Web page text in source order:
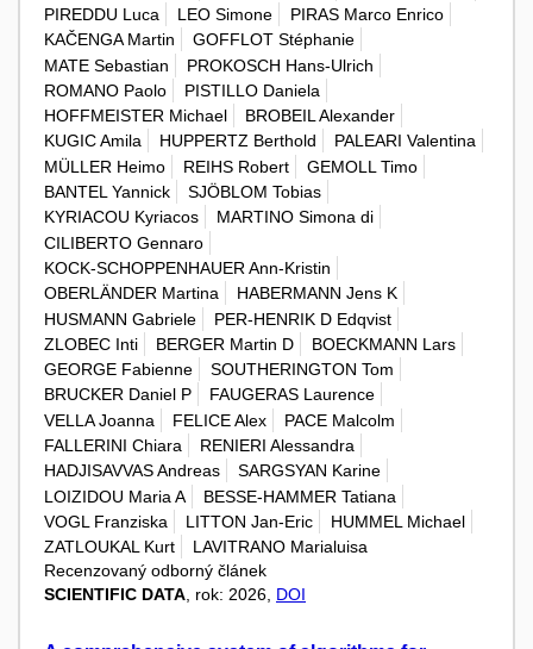
PIREDDU Luca LEO Simone
PIRAS Marco Enrico
KAČENGA Martin
GOFFLOT Stéphanie
MATE Sebastian
PROKOSCH Hans-Ulrich
ROMANO Paolo
PISTILLO Daniela
HOFFMEISTER Michael
BROBEIL Alexander
KUGIC Amila
HUPPERTZ Berthold
PALEARI Valentina
MÜLLER Heimo
REIHS Robert
GEMOLL Timo
BANTEL Yannick
SJÖBLOM Tobias
KYRIACOU Kyriacos
MARTINO Simona di
CILIBERTO Gennaro
KOCK-SCHOPPENHAUER Ann-Kristin
OBERLÄNDER Martina
HABERMANN Jens K
HUSMANN Gabriele
PER-HENRIK D Edqvist
ZLOBEC Inti
BERGER Martin D
BOECKMANN Lars
GEORGE Fabienne
SOUTHERINGTON Tom
BRUCKER Daniel P
FAUGERAS Laurence
VELLA Joanna
FELICE Alex
PACE Malcolm
FALLERINI Chiara
RENIERI Alessandra
HADJISAVVAS Andreas
SARGSYAN Karine
LOIZIDOU Maria A
BESSE-HAMMER Tatiana
VOGL Franziska
LITTON Jan-Eric
HUMMEL Michael
ZATLOUKAL Kurt
LAVITRANO Marialuisa
Recenzovaný odborný článek
SCIENTIFIC DATA, rok: 2026, DOI